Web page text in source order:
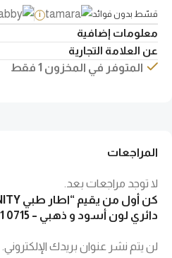
قسّط بدون فوائد i
معلومات إضافية
عن العلامة التجارية
المتوفر في المخزون 1 فقط
المراجعات
لا توجد مراجعات بعد.
دائري لون أسود و ذهبي – 0715 C1”
لن يتم نشر عنوان بريدك الإلكتروني.